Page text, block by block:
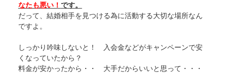
なたも悪い！ です。
だって、結婚相手を見つける為に活動する大切な場所なん
ですよ。
しっかり吟味しないと！ 入会金などがキャンペーンで安
くなっていたから？
料金が安かったから・・ 大手だからいいと思って・・・